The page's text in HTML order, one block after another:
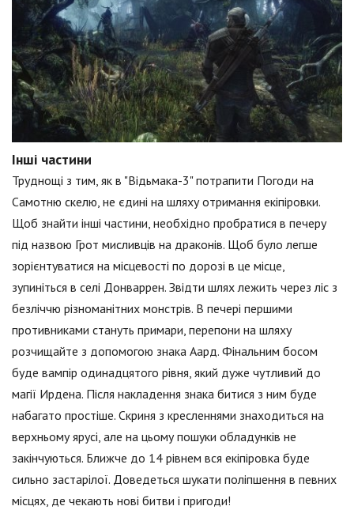
Інші частини
Труднощі з тим, як в "Відьмака-3" потрапити Погоди на
Самотню скелю, не єдині на шляху отримання екіпіровки.
Щоб знайти інші частини, необхідно пробратися в печеру
під назвою Грот мисливців на драконів. Щоб було легше
зорієнтуватися на місцевості по дорозі в це місце,
зупиніться в селі Донваррен. Звідти шлях лежить через ліс з
безліччю різноманітних монстрів. В печері першими
противниками стануть примари, перепони на шляху
розчищайте з допомогою знака Аард. Фінальним босом
буде вампір одинадцятого рівня, який дуже чутливий до
магії Ирдена. Після накладення знака битися з ним буде
набагато простіше. Скриня з кресленнями знаходиться на
верхньому ярусі, але на цьому пошуки обладунків не
закінчуються. Ближче до 14 рівнем вся екіпіровка буде
сильно застарілої. Доведеться шукати поліпшення в певних
місцях, де чекають нові битви і пригоди!